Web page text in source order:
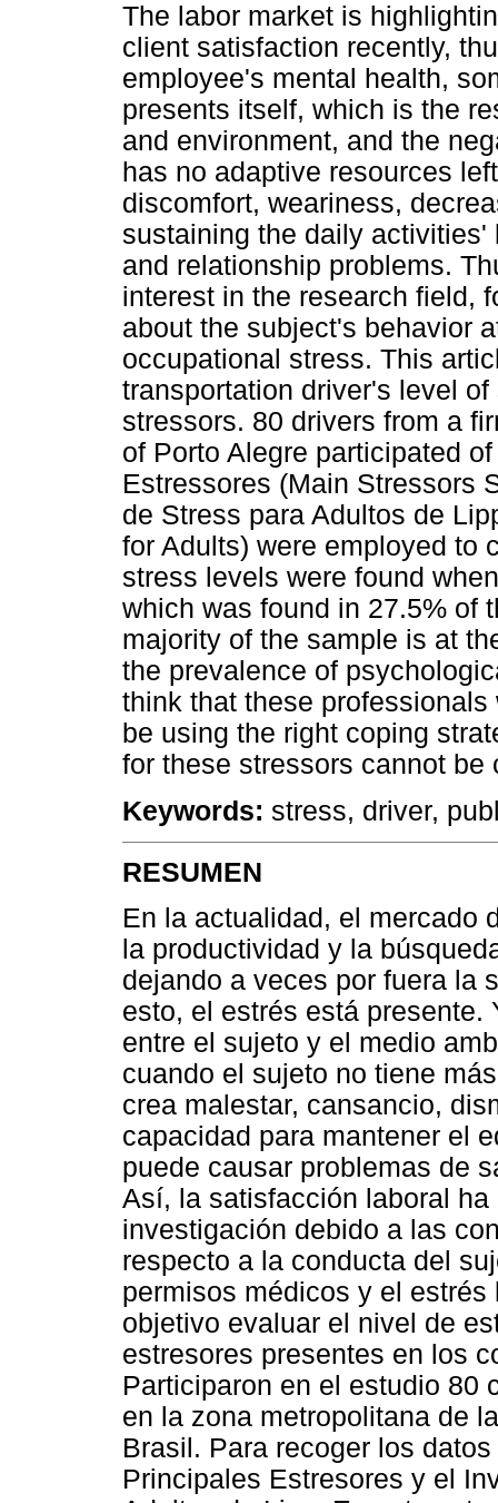
The labor market is
client satisfaction recently,
employee's mental health,
presents itself, which is the
and environment, and the
has no adaptive resources
discomfort, weariness,
sustaining the daily
and relationship problems.
interest in the research field,
about the subject's behavior
occupational stress. This
transportation driver's level
stressors. 80 drivers from a
of Porto Alegre participated
Estressores (Main Stressors
de Stress para Adultos de
for Adults) were employed to
stress levels were found
which was found in 27.5% of
majority of the sample is at
the prevalence of
think that these
be using the right coping
for these stressors cannot be
Keywords: stress, driver,
RESUMEN
En la actualidad, el mercado
la productividad y la
dejando a veces por fuera la
esto, el estrés está
entre el sujeto y el medio
cuando el sujeto no tiene
crea malestar, cansancio,
capacidad para mantener el
puede causar problemas de
Así, la satisfacción laboral
investigación debido a las
respecto a la conducta del
permisos médicos y el
objetivo evaluar el nivel de
estresores presentes en los
Participaron en el estudio 80
en la zona metropolitana de
Brasil. Para recoger los
Principales Estresores y el